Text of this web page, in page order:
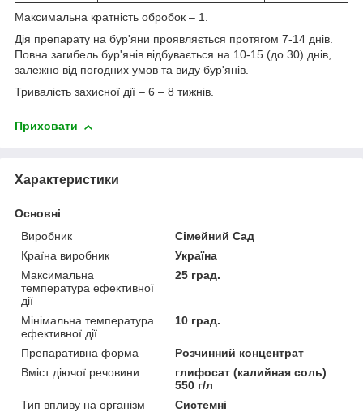
Максимальна кратність обробок – 1.
Дія препарату на бур'яни проявляється протягом 7-14 днів.
Повна загибель бур'янів відбувається на 10-15 (до 30) днів,
залежно від погодних умов та виду бур'янів.
Тривалість захисної дії – 6 – 8 тижнів.
Приховати
Характеристики
Основні
Виробник
Сімейний Сад
Країна виробник
Україна
Максимальна
температура ефективної
дії
25 град.
Мінімальна температура
ефективної дії
10 град.
Препаративна форма
Розчинний концентрат
Вміст діючої речовини
глифосат (калийная соль)
550 г/л
Тип впливу на організм
Системні